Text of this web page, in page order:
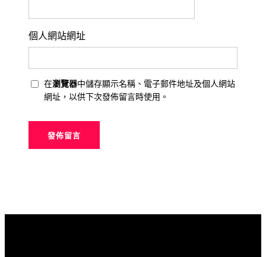
個人網站網址
在瀏覽器中儲存顯示名稱、電子郵件地址及個人網站
網址，以供下次發佈留言時使用。